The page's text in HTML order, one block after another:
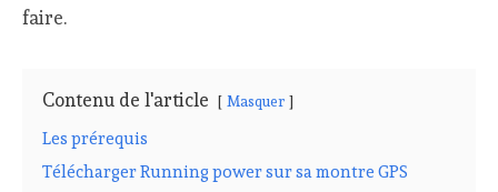
faire.
Contenu de l'article Masquer
Les prérequis
Télécharger Running power sur sa montre GPS